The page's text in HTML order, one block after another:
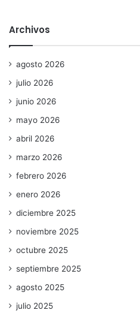
Archivos
agosto 2026
julio 2026
junio 2026
mayo 2026
abril 2026
marzo 2026
febrero 2026
enero 2026
diciembre 2025
noviembre 2025
octubre 2025
septiembre 2025
agosto 2025
julio 2025